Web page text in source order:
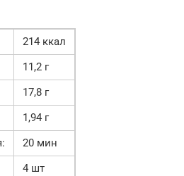
214 ккал
11,2 г
17,8 г
1,94 г
20 мин
4 шт